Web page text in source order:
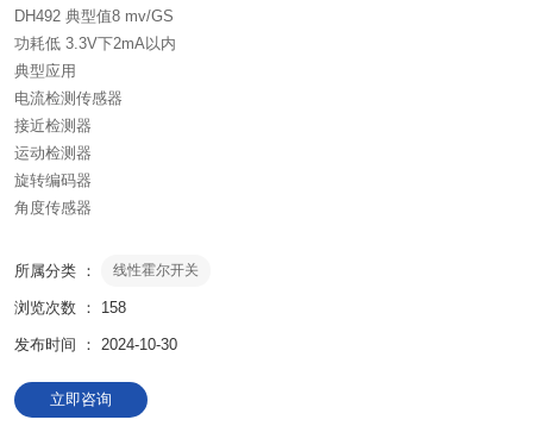
DH492 典型值8 mv/GS
功耗低 3.3V下2mA以内
典型应用
电流检测传感器
接近检测器
运动检测器
旋转编码器
角度传感器
所属分类 ： 线性霍尔开关
浏览次数 ： 158
发布时间 ： 2024-10-30
立即咨询